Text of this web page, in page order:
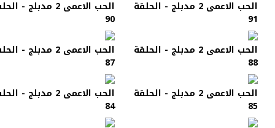
الحب الاعمى 2 مدبلج - الحلقة
91
الحب الاعمى 2 مدبلج -
90
الحب الاعمى 2 مدبلج - الحلقة
88
الحب الاعمى 2 مدبلج -
87
الحب الاعمى 2 مدبلج - الحلقة
85
الحب الاعمى 2 مدبلج -
84